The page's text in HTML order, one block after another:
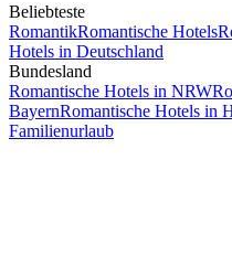
Beliebteste
RomantikRomantische Hotels
Hotels in Deutschland
Bundesland
Romantische Hotels in NRW
BayernRomantische Hotels in
Familienurlaub